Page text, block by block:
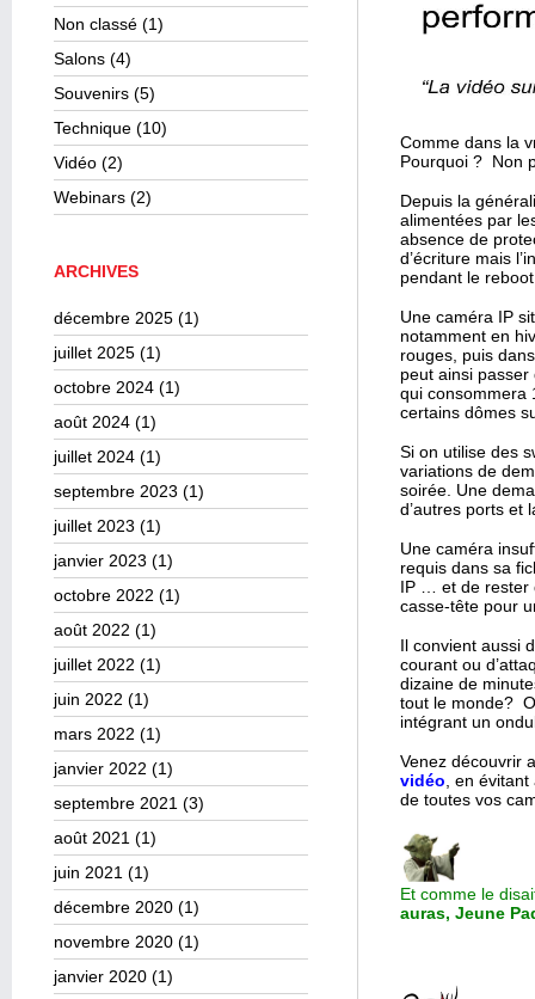
Non classé (1)
Salons (4)
Souvenirs (5)
Technique (10)
Vidéo (2)
Webinars (2)
ARCHIVES
décembre 2025 (1)
juillet 2025 (1)
octobre 2024 (1)
août 2024 (1)
juillet 2024 (1)
septembre 2023 (1)
juillet 2023 (1)
janvier 2023 (1)
octobre 2022 (1)
août 2022 (1)
juillet 2022 (1)
juin 2022 (1)
mars 2022 (1)
janvier 2022 (1)
septembre 2021 (3)
août 2021 (1)
juin 2021 (1)
décembre 2020 (1)
novembre 2020 (1)
janvier 2020 (1)
Comme dans la
Pourquoi ? Non
Depuis la
alimentées par
absence de
d’écriture mais
pendant le
Une caméra IP
notamment en
rouges, puis
peut ainsi
qui consommera
certains dômes
Si on utilise des
variations de
soirée. Une
d’autres ports et
Une caméra
requis dans sa
IP … et de rester
casse-tête pour
Il convient aussi
courant ou
dizaine de
tout le monde?
intégrant un
Venez découvrir
vidéo , en
de toutes vos
Et comme le
auras, Jeune